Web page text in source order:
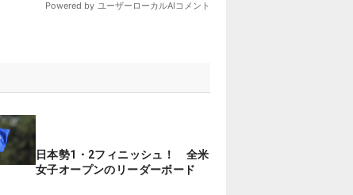
日本勢1・2フィニッシュ！ 全米
女子オープンのリーダーボード